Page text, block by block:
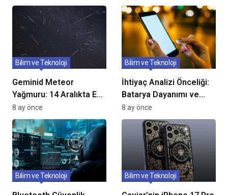
Yaralar
Denge ve Tehditler
Geminid Meteor
Yağmuru: 14 Aralıkta En
Yoğun Görüntü, Gözlem
İçin Çıplak Göz Yeterli
Bilim ve Teknoloji
8 ay önce
İhtiyaç Analizi Önceliği:
Batarya Dayanımı ve
Yazılım Desteğiyle Uzun
Ömürlü Telefon Seçimi
Bilim ve Teknoloji
8 ay önce
Bilim ve Teknoloji Bilim ve Teknoloji